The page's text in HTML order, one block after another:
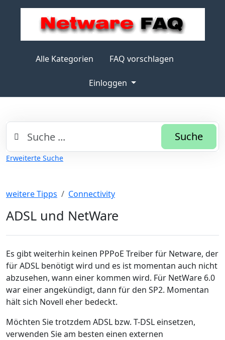
Alle Kategorien FAQ vorschlagen
Einloggen
Suche
Erweiterte Suche
weitere Tipps Connectivity
ADSL und NetWare
Es gibt weiterhin keinen PPPoE Treiber für Netware, der
für ADSL benötigt wird und es ist momentan auch nicht
abzusehen, wann einer kommen wird. Für NetWare 6.0
war einer angekündigt, dann für den SP2. Momentan
hält sich Novell eher bedeckt.
Möchten Sie trotzdem ADSL bzw. T-DSL einsetzen,
verwenden Sie am besten einen externen